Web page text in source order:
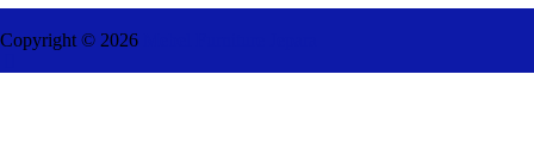
Copyright © 2026